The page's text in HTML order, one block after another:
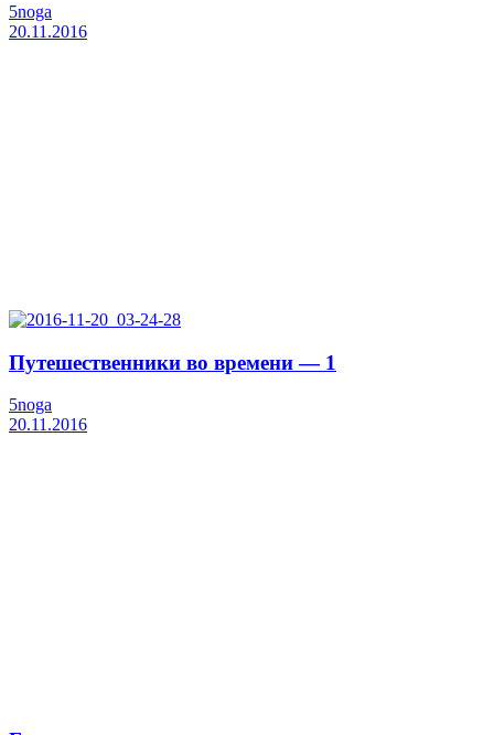
5noga
20.11.2016
Путешественники во времени — 1
5noga
20.11.2016